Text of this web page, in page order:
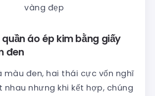
vàng đẹp
áo ép kim bằng giấy
đen
màu đen, hai thái cực vốn nghĩ
nhau nhưng khi kết hợp, chúng